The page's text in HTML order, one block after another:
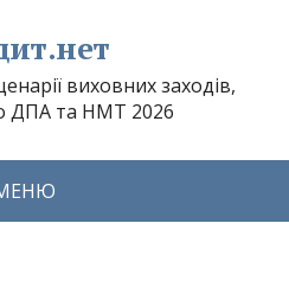
виховних заходів,
ДПА та НМТ 2026